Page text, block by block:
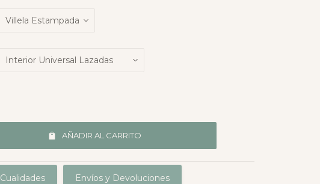
AÑADIR AL CARRITO
Cualidades Envíos y Devoluciones